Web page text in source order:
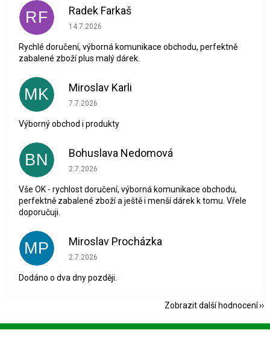
RF Radek Farkaš
Hodnocení obchodu je 5 z 5 hvězdiček.
14.7.2026
Rychlé doručení, výborná komunikace obchodu, perfektně
zabalené zboží plus malý dárek.
MK Miroslav Karli
Hodnocení obchodu je 5 z 5 hvězdiček.
7.7.2026
Výborný obchod i produkty
BN Bohuslava Nedomová
Hodnocení obchodu je 5 z 5 hvězdiček.
2.7.2026
Vše OK - rychlost doručení, výborná komunikace obchodu,
perfektně zabalené zboží a ještě i menší dárek k tomu. Vřele
doporučuji.
MP Miroslav Procházka
Hodnocení obchodu je 1 z 5 hvězdiček.
2.7.2026
Dodáno o dva dny později.
Zobrazit další hodnocení
Z